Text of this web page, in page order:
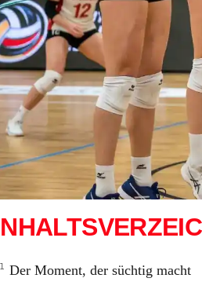
Der Moment, der süchtig macht